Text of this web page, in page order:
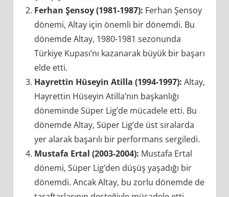
Ferhan Şensoy (1981-1987): Ferhan Şensoy
dönemi, Altay için önemli bir dönemdi. Bu
dönemde Altay, 1980-1981 sezonunda
Türkiye Kupası’nı kazanarak büyük bir başarı
elde etti.
Hayrettin Hüseyin Atilla (1994-1997): Altay,
Hayrettin Hüseyin Atilla’nın başkanlığı
döneminde Süper Lig’de mücadele etti. Bu
dönemde Altay, Süper Lig’de üst sıralarda
yer alarak başarılı bir performans sergiledi.
Mustafa Ertal (2003-2004): Mustafa Ertal
dönemi, Süper Lig’den düşüş yaşadığı bir
dönemdi. Ancak Altay, bu zorlu dönemde de